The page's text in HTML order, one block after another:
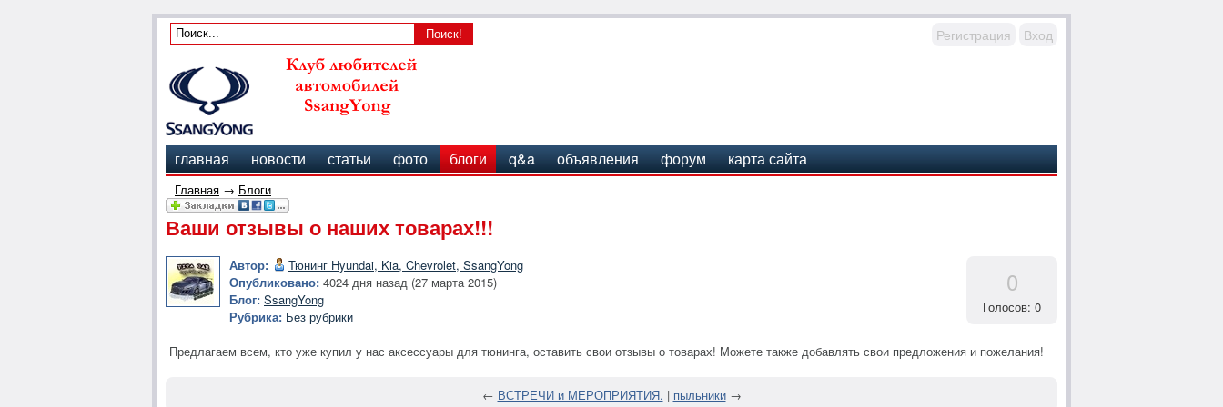
Регистрация Вход
главная новости статьи фото блоги q&a объявления форум карта сайта
Главная → Блоги
Ваши отзывы о наших товарах!!!
Автор:
Тюнинг Hyundai, Kia, Chevrolet, SsangYong
Опубликовано: 4024 дня назад (27 марта 2015)
Блог: SsangYong
Рубрика: Без рубрики
0
Голосов: 0
Предлагаем всем, кто уже купил у нас аксессуары для тюнинга, оставить свои отзывы о товарах! Можете также добавлять свои предложения и пожелания!
← ВСТРЕЧИ и МЕРОПРИЯТИЯ. | пыльники→